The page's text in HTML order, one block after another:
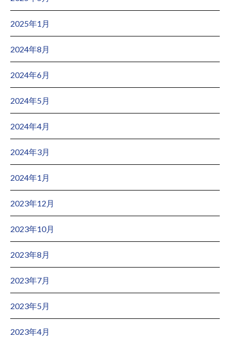
2025年1月
2024年8月
2024年6月
2024年5月
2024年4月
2024年3月
2024年1月
2023年12月
2023年10月
2023年8月
2023年7月
2023年5月
2023年4月